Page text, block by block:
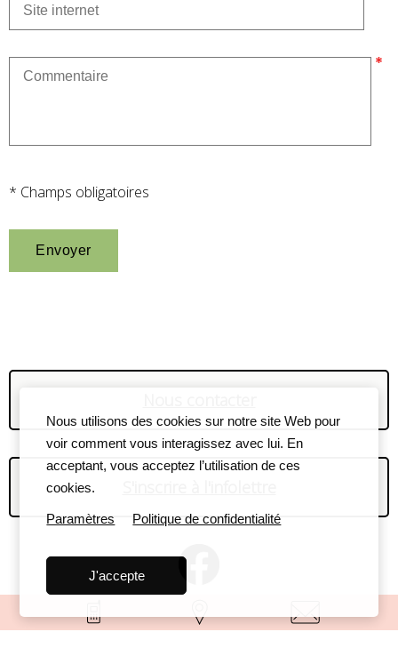
* Champs obligatoires
Nous utilisons des cookies sur notre site Web pour
voir comment vous interagissez avec lui. En
acceptant, vous acceptez l’utilisation de ces
cookies.
Paramètres Politique de confidentialité
J'accepte